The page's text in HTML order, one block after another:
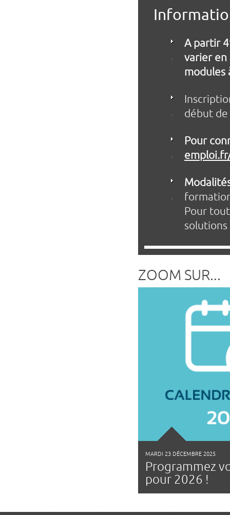
A partir
varier
modules
début de
Pour
Pour
ZOOM SUR...
MARDI 23 DÉCEMBRE 2025
Programmez
pour 2026 !